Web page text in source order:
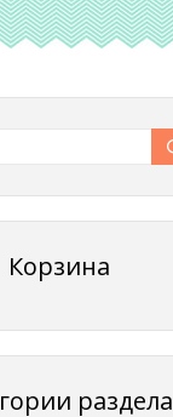
Корзина
раздела